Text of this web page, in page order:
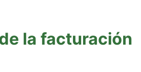
la facturación